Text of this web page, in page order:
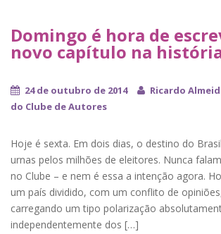
Domingo é hora de
novo capítulo na
24 de outubro de 2014 Ricardo
do Clube de Autores
Hoje é sexta. Em dois dias, o destino do
urnas pelos milhões de eleitores. Nunca
no Clube – e nem é essa a intenção agora.
um país dividido, com um conflito de
carregando um tipo polarização
independentemente dos […]